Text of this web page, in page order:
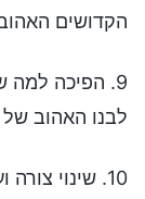
הקדושים
9. הפיכה למה
לבנו האהוב של
10. שינוי